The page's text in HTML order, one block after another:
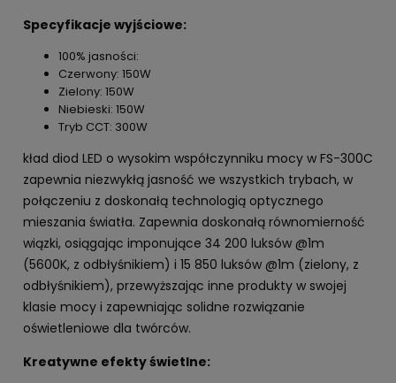
Specyfikacje wyjściowe:
100% jasności:
Czerwony: 150W
Zielony: 150W
Niebieski: 150W
Tryb CCT: 300W
kład diod LED o wysokim współczynniku mocy w FS-300C
zapewnia niezwykłą jasność we wszystkich trybach, w
połączeniu z doskonałą technologią optycznego
mieszania światła. Zapewnia doskonałą równomierność
wiązki, osiągając imponujące 34 200 luksów @1m
(5600K, z odbłyśnikiem) i 15 850 luksów @1m (zielony, z
odbłyśnikiem), przewyższając inne produkty w swojej
klasie mocy i zapewniając solidne rozwiązanie
oświetleniowe dla twórców.
Kreatywne efekty świetlne: